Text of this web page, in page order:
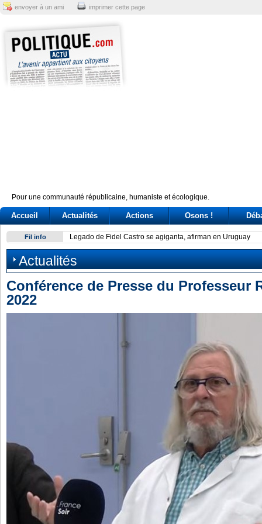
envoyer à un ami imprimer cette page
Pour une communauté républicaine, humaniste et écologique.
Accueil Actualités Actions Osons !
Fil info Legado de Fidel Castro se agiganta, afirman en Uruguay
Actualités
Conférence de Presse du Professeur
2022